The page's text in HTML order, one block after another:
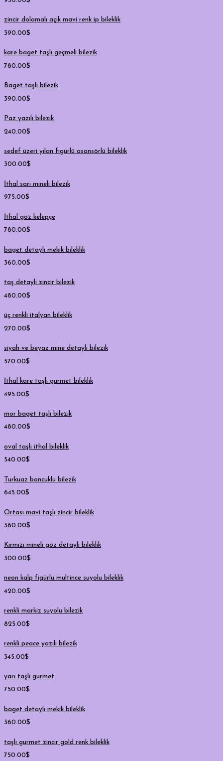
zincir dolamalı açık mavi renk ip bileklik
390.00$
kare baget taşlı geçmeli bilezik
780.00$
Baget taşlı bilezik
390.00$
Paz yazılı bilezik
240.00$
sedef üzeri yılan figürlü asansörlü bileklik
300.00$
İthal sarı mineli bilezik
975.00$
İthal göz kelepçe
780.00$
baget detaylı mekik bileklik
360.00$
taş detaylı zincir bilezik
480.00$
üç renkli italyan bileklik
270.00$
siyah ve beyaz mine detaylı bilezik
570.00$
İthal kare taşlı gurmet bileklik
495.00$
mor baget taşlı bilezik
480.00$
oval taşlı ithal bileklik
540.00$
Turkuaz boncuklu bilezik
645.00$
Ortası mavi taşlı zincir bileklik
360.00$
Kırmızı mineli göz detaylı bileklik
300.00$
neon kalp figürlü multince suyolu bileklik
420.00$
renkli markiz suyolu bilezik
825.00$
renkli peace yazılı bilezik
345.00$
yarı taşlı gurmet
750.00$
baget detaylı mekik bileklik
360.00$
taşlı gurmet zincir gold renk bileklik
750.00$